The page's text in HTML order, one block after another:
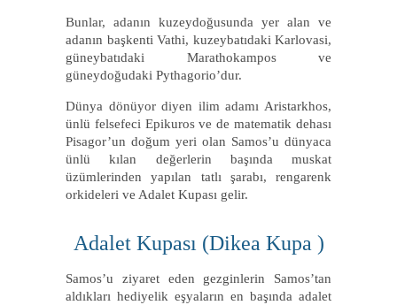
Bunlar, adanın kuzeydoğusunda yer alan ve
adanın başkenti Vathi, kuzeybatıdaki Karlovasi,
güneybatıdaki Marathokampos ve
güneydoğudaki Pythagorio’dur.
Dünya dönüyor diyen ilim adamı Aristarkhos,
ünlü felsefeci Epikuros ve de matematik dehası
Pisagor’un doğum yeri olan Samos’u dünyaca
ünlü kılan değerlerin başında muskat
üzümlerinden yapılan tatlı şarabı, rengarenk
orkideleri ve Adalet Kupası gelir.
Adalet Kupası (Dikea Kupa )
Samos’u ziyaret eden gezginlerin Samos’tan
aldıkları hediyelik eşyaların en başında adalet